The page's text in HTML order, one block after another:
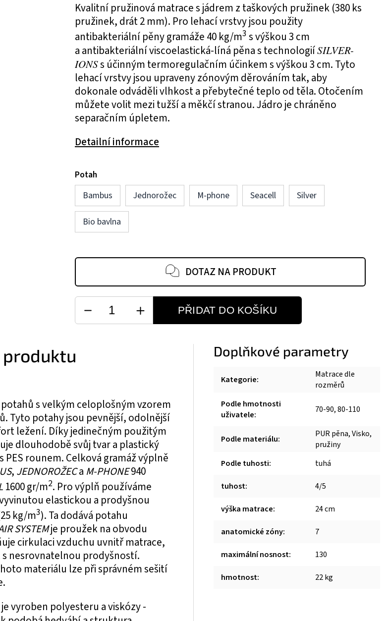
Kvalitní pružinová matrace s jádrem z taškových pružinek (380 ks
pružinek, drát 2 mm). Pro lehací vrstvy jsou použity
antibakteriální pěny gramáže 40 kg/m3 s výškou 3 cm
a antibakteriální viscoelastická-líná pěna s technologiíSILVER-
IONSs účinným termoregulačním účinkem s výškou 3 cm. Tyto
lehací vrstvy jsou upraveny zónovým děrováním tak, aby
dokonale odváděli vlhkost a přebytečné teplo od těla. Otočením
můžete volit mezi tužší a měkčí stranou. Jádro je chráněno
separačním úpletem.
Detailní informace
Potah
Bambus
Jednorožec M-phone Seacell Silver
Bio bavlna
DOTAZ NA PRODUKT
PŘIDAT DO KOŠÍKU
s velkým celoplošným vzorem
Tyto potahy jsou pevnější, odolnější
ležení. Díky jedinečným použitým
dlouhodobě svůj tvar a plastický
rounem. Celková gramáž výplně
, JEDNOROŽECa M-PHONE940
1600 gr/m2. Pro výplň používáme
elastickou a prodyšnou
kg/m3). Ta dodává potahu
SYSTEMje proužek na obvodu
cirkulaci vzduchu uvnitř matrace,
nesrovnatelnou prodyšností.
materiálu lze při správném sešití
vyroben polyesteru a viskózy -
Doplňkové parametry
Kategorie:
Matrace dle
rozměrů
Podle hmotnosti
uživatele: 70-90, 80-110
Podle materiálu:
PUR pěna, Visko,
pružiny
Podle tuhosti: tuhá
tuhost: 4/5
výška matrace: 24 cm
anatomické zóny: 7
maximální nosnost: 130
hmotnost: 22 kg